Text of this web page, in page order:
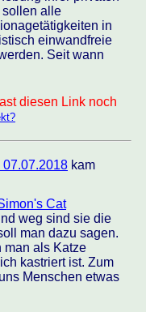
sollen alle
in
einwandfreie
Seit wann
diesen Link noch
07.07.2018 kam
Cat
weg sind sie die
man dazu sagen.
man als Katze
kastriert ist. Zum
Menschen etwas